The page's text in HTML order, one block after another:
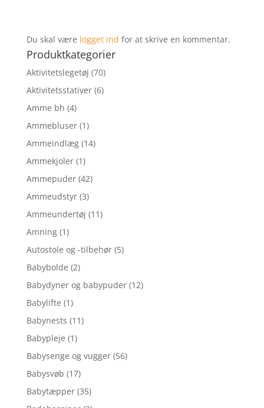
Du skal være logget ind for at skrive en kommentar.
Produktkategorier
Aktivitetslegetøj (70)
Aktivitetsstativer (6)
Amme bh (4)
Ammebluser (1)
Ammeindlæg (14)
Ammekjoler (1)
Ammepuder (42)
Ammeudstyr (3)
Ammeundertøj (11)
Amning (1)
Autostole og -tilbehør (5)
Babybolde (2)
Babydyner og babypuder (12)
Babylifte (1)
Babynests (11)
Babypleje (1)
Babysenge og vugger (56)
Babysvøb (17)
Babytæpper (35)